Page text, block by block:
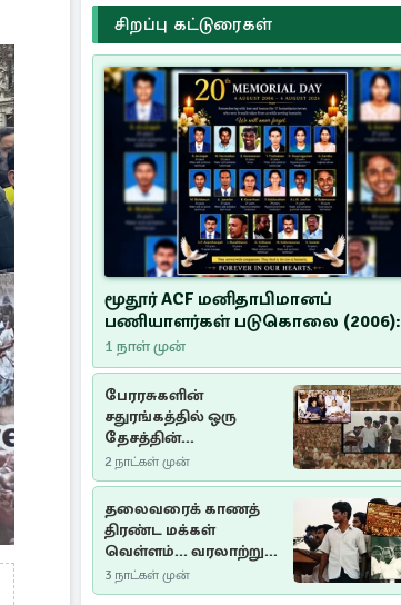
சிறப்பு கட்டுரைகள்
மூதூர் ACF மனிதாபிமானப்
பணியாளர்கள் படுகொலை (2006):
20 ஆண்டுகளாகியும் நீதி
மறுக்கப்பட்ட மனிதாபிமானப்
பேரவலம்
1 நாள் முன்
பேரரசுகளின்
சதுரங்கத்தில் ஒரு
தேசத்தின்
தீர்க்கதரிசனம் :
சுதுமலை பிரகடனம்
ஒரு வரலாற்றுப் பாடம்
2 நாட்கள் முன்
தலைவரைக் காணத்
திரண்ட மக்கள்
வெள்ளம்... வரலாற்றுச்
சிறப்புமிக்க சுதுமலைப்
பிரகடனம்…
3 நாட்கள் முன்